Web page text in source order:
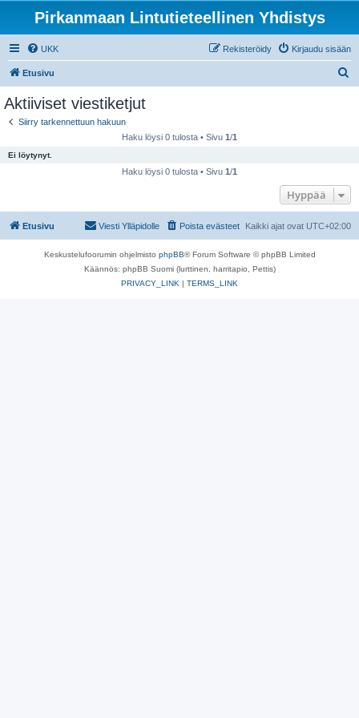
Pirkanmaan Lintutieteellinen Yhdistys
UKK Kirjaudu sisään
Rekisteröidy
Etusivu
Aktiiviset viestiketjut
Siirry tarkennettuun hakuun
Haku löysi 0 tulosta • Sivu 1/1
Ei löytynyt.
Haku löysi 0 tulosta • Sivu 1/1
Hyppää
Etusivu Kaikki ajat ovat UTC+02:00
Poista evästeet
Viesti Ylläpidolle
Keskustelufoorumin ohjelmisto phpBB® Forum Software © phpBB Limited
Käännös: phpBB Suomi (lurttinen, harritapio, Pettis)
PRIVACY_LINK | TERMS_LINK